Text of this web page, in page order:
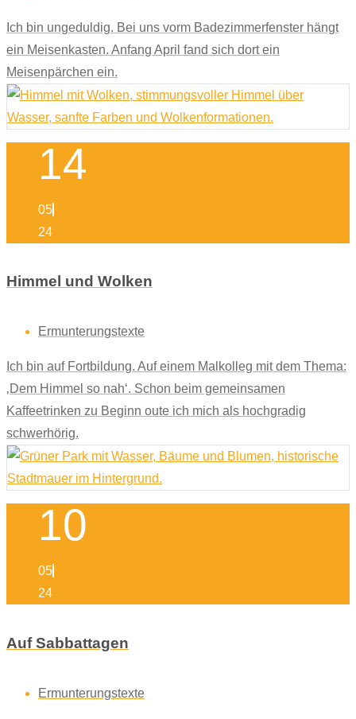
Ich bin ungeduldig. Bei uns vorm Badezimmerfenster hängt
ein Meisenkasten. Anfang April fand sich dort ein
Meisenpärchen ein.
14
05
24
Himmel und Wolken
Ermunterungstexte
Ich bin auf Fortbildung. Auf einem Malkolleg mit dem Thema:
‚Dem Himmel so nah‘. Schon beim gemeinsamen
Kaffeetrinken zu Beginn oute ich mich als hochgradig
schwerhörig.
10
05
24
Auf Sabbattagen
Ermunterungstexte